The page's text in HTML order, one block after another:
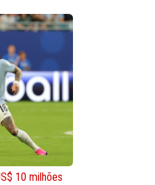
10 milhões